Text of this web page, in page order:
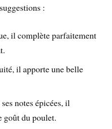
:
il complète parfaitement
il apporte une belle
notes épicées, il
goût du poulet.